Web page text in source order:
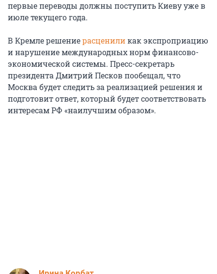
первые переводы должны поступить Киеву уже в
июле текущего года.
В Кремле решениерасцениликак экспроприацию
и нарушение международных норм финансово-
экономической системы. Пресс-секретарь
президента Дмитрий Песков пообещал, что
Москва будет следить за реализацией решения и
подготовит ответ, который будет соответствовать
интересам РФ «наилучшим образом».